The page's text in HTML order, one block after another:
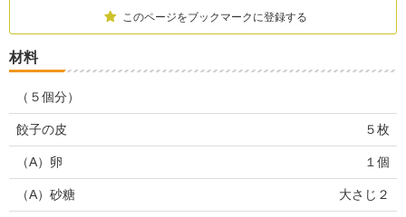
このページをブックマークに登録する
材料
（５個分）
餃子の皮 ５枚
（A）卵 １個
（A）砂糖 大さじ２